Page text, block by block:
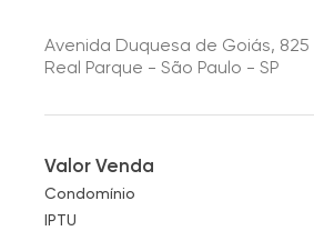
Avenida Duquesa de Goiás, 825
Real Parque - São Paulo - SP
Valor Venda
Condomínio
IPTU